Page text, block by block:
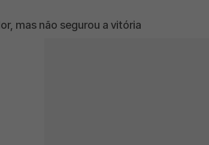
mas não segurou a vitória